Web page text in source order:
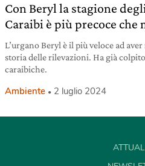
Con Beryl la stagione
Caraibi è più precoce che
L’urgano Beryl è il più veloce ad
storia delle rilevazioni. Ha già
caraibiche.
Ambiente 2 luglio 2024